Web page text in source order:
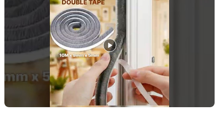
Kelengkapan Produk
Rincian yang Anda dapatkan untuk pembelian produk ini:
1 x TaffHOME Lis Strip Pintu Brush Sealing Insulation 10M - KK-
062